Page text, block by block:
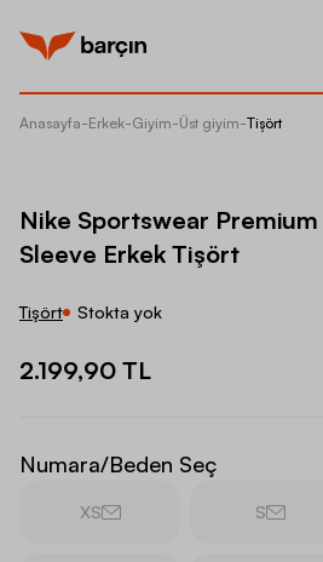
Anasayfa-Erkek-Giyim-Üst giyim-Tişört
Nike Sportswear
Sleeve Erkek Tişört
Tişört Stokta yok
2.199,90 TL
Numara/Beden Seç
XS S